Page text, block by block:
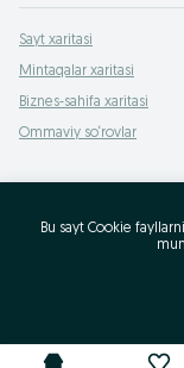
Sayt xaritasi
Mintaqalar xaritasi
Biznes-sahifa xaritasi
Ommaviy so‘rovlar
Bu sayt Cookie